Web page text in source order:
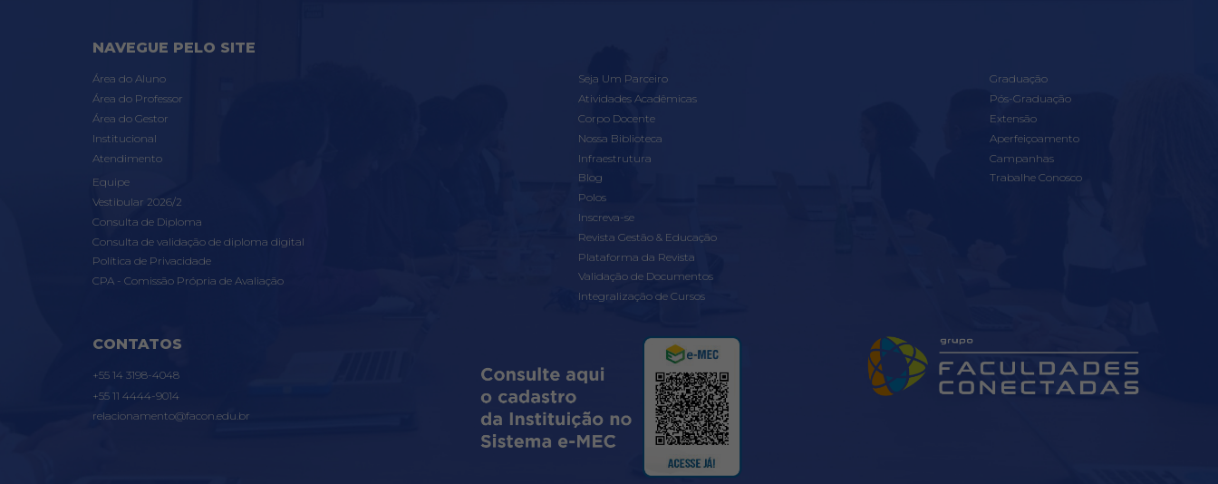
NAVEGUE PELO SITE
Área do Aluno
Área do Professor
Área do Gestor
Institucional
Atendimento
Equipe
Vestibular 2026/2
Consulta de Diploma
Consulta de validação de diploma digital
Política de Privacidade
CPA - Comissão Própria de Avaliação
Seja Um Parceiro
Atividades Acadêmicas
Corpo Docente
Nossa Biblioteca
Infraestrutura
Blog
Polos
Inscreva-se
Revista Gestão & Educação
Plataforma da Revista
Validação de Documentos
Integralização de Cursos
Graduação
Pós-Graduação
Extensão
Aperfeiçoamento
Campanhas
Trabalhe Conosco
CONTATOS
+55 14 3198-4048
+55 11 4444-9014
relacionamento@facon.edu.br